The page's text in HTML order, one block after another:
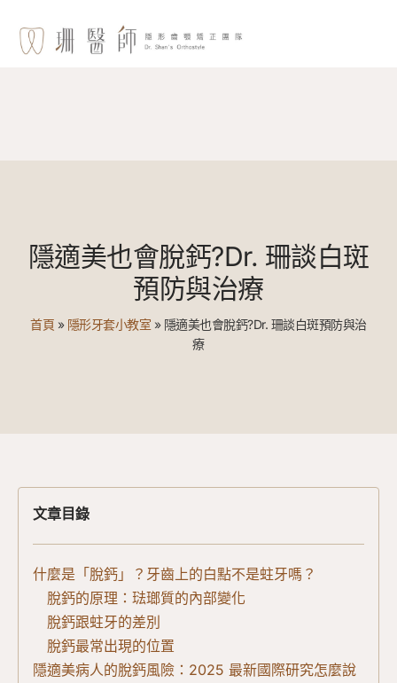
隱適美也會脫鈣?Dr. 珊談白斑
預防與治療
首頁 » 隱形牙套小教室 » 隱適美也會脫鈣?Dr. 珊談白斑預防與治
療
文章目錄
什麼是「脫鈣」？牙齒上的白點不是蛀牙嗎？
脫鈣的原理：琺瑯質的內部變化
脫鈣跟蛀牙的差別
脫鈣最常出現的位置
隱適美病人的脫鈣風險：2025 最新國際研究怎麼說